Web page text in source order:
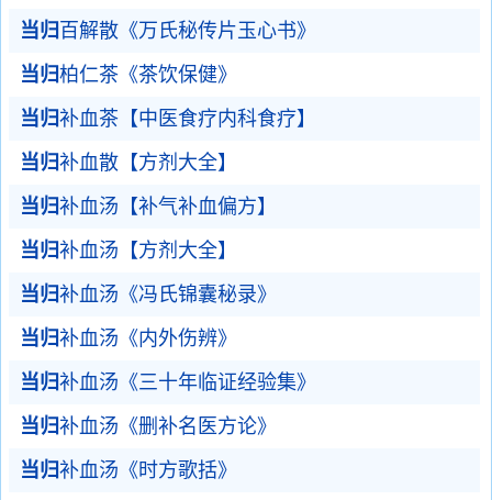
当归 百解散《万氏秘传片玉心书》
当归柏仁茶《茶饮保健》
当归补血茶【中医食疗内科食疗】
当归补血散【方剂大全】
当归补血汤【补气补血偏方】
当归补血汤【方剂大全】
当归补血汤《冯氏锦囊秘录》
当归补血汤《内外伤辨》
当归补血汤《三十年临证经验集》
当归补血汤《删补名医方论》
当归补血汤《时方歌括》